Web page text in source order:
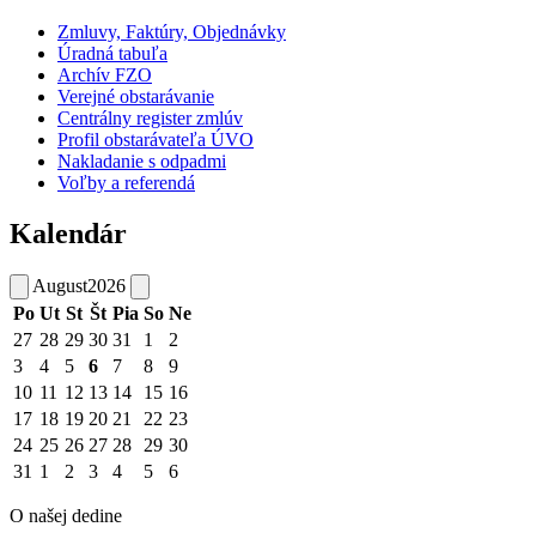
Zmluvy, Faktúry, Objednávky
Úradná tabuľa
Archív FZO
Verejné obstarávanie
Centrálny register zmlúv
Profil obstarávateľa ÚVO
Nakladanie s odpadmi
Voľby a referendá
Kalendár
August2026
Po Ut St Št Pia So Ne
27 28 29 30 31 1
2
3
4 5 6 7 8
9
10 11 12 13 14 15 16
17 18 19 20 21 22 23
24 25 26 27 28 29 30
31 1 2 3 4 5 6
O našej dedine